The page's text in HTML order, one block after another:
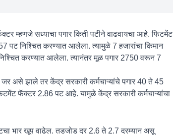
म्हणजे सध्याचा पगार किती पटीने वाढवायचा आहे. फिटमेंट
निश्चित करण्यात आलेला. त्यामुळे 7 हजारांचा किमान
करण्यात आलेला. त्यानंतर मूळ पगार 2750 वरून 7
असे झाले तर केंद्र सरकारी कर्मचाऱ्यांचे पगार 40 ते 45
फॅक्टर 2.86 पट आहे. यामुळे केंद्र सरकारी कर्मचाऱ्यांचा
भार खूप वाढेल. तडजोड दर 2.6 ते 2.7 दरम्यान असू